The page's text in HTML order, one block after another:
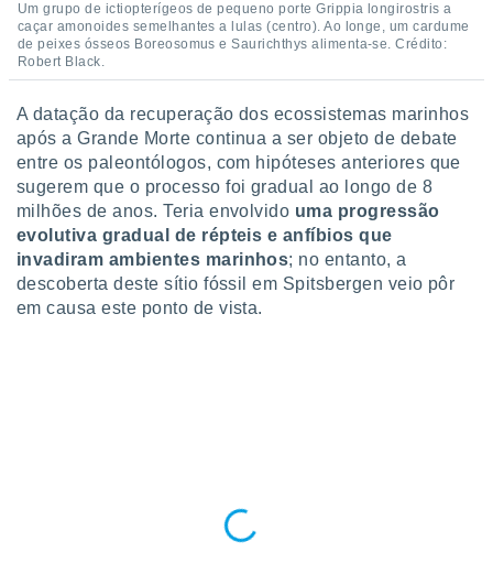
da
medir o
dos
os
de
ou
de dados
fontes,
e melhorar
Um grupo de ictiopterígeos de pequeno porte Grippia longirostris a
caçar amonoides semelhantes a lulas (centro). Ao longe, um cardume
de peixes ósseos Boreosomus e Saurichthys alimenta-se. Crédito:
Robert Black.
A datação da recuperação dos ecossistemas marinhos
após a Grande Morte continua a ser objeto de debate
entre os paleontólogos, com hipóteses anteriores que
sugerem que o processo foi gradual ao longo de 8
milhões de anos. Teria envolvido uma progressão
evolutiva gradual de répteis e anfíbios que
invadiram ambientes marinhos; no entanto, a
descoberta deste sítio fóssil em Spitsbergen veio pôr
em causa este ponto de vista.